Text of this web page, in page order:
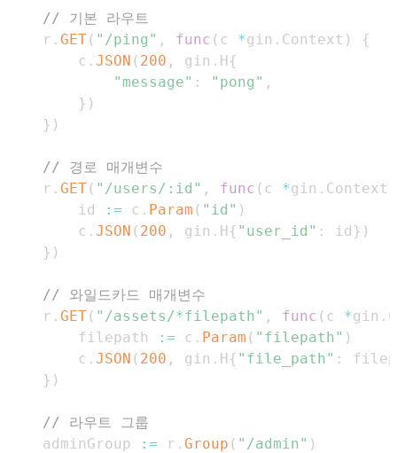
// 기본 라우트
	r
. GET( "/ping" , func ( c *gin . Context )
{
		c
. JSON ( 200 , gin . H{
"message" : "pong" ,
} )
} )
// 경로 매개변수
	r
. GET( "/users/:id" , func ( c *gin . Context
		id
:= c . Param ( "id" )
		c
. JSON ( 200 , gin . H{ "user_id" : id } )
} )
// 와일드카드 매개변수
	r
. GET( "/assets/*filepath" , func ( c *gin .
		filepath
:= c . Param ( "filepath" )
		c
. JSON ( 200 , gin . H{ "file_path" :
} )
// 라우트 그룹
	adminGroup
:= r . Group ( "/admin" )